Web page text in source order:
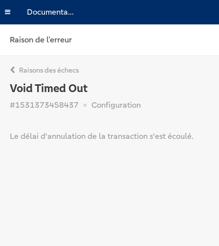
Documentation
Raison de l’erreur
Raisons des échecs
Void Timed Out
#1531373458437 Configuration
Le délai d'annulation de la transaction s'est écoulé.